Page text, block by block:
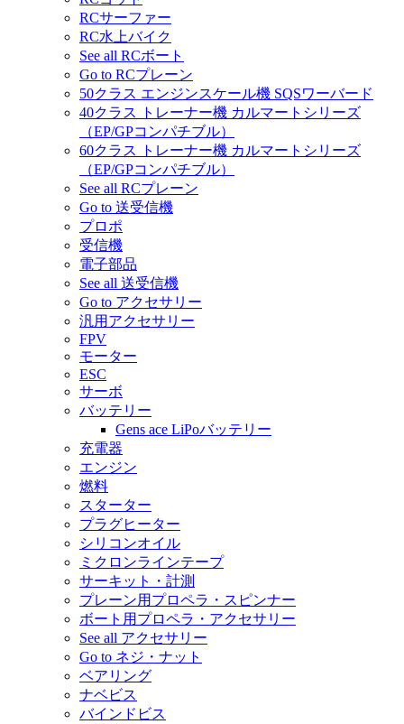
RCサーファー
RC水上バイク
See all RCボート
Go to RCプレーン
50クラス エンジンスケール機 SQSワーバード
40クラス トレーナー機 カルマートシリーズ
（EP/GPコンパチブル）
60クラス トレーナー機 カルマートシリーズ
（EP/GPコンパチブル）
See all RCプレーン
Go to 送受信機
プロポ
受信機
電子部品
See all 送受信機
Go to アクセサリー
汎用アクセサリー
FPV
モーター
ESC
サーボ
バッテリー
Gens ace LiPoバッテリー
充電器
エンジン
燃料
スターター
プラグヒーター
シリコンオイル
ミクロンラインテープ
サーキット・計測
プレーン用プロペラ・スピンナー
ボート用プロペラ・アクセサリー
See all アクセサリー
Go to ネジ・ナット
ベアリング
ナベビス
バインドビス